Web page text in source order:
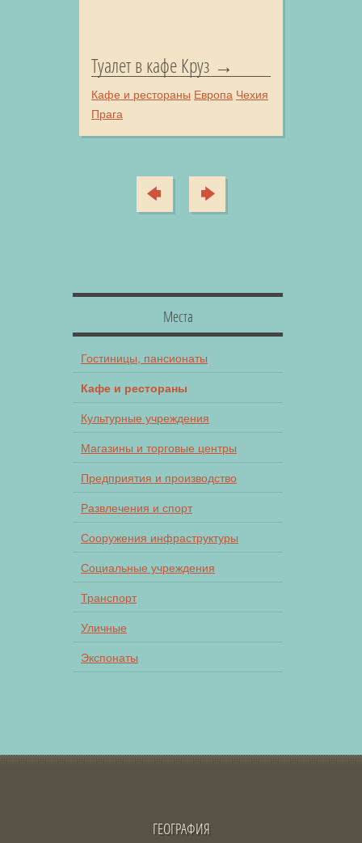
Туалет в кафе Круз
Кафе и рестораны Европа Чехия
Прага
Места
Гостиницы, пансионаты
Кафе и рестораны
Культурные учреждения
Магазины и торговые центры
Предприятия и производство
Развлечения и спорт
Сооружения инфраструктуры
Социальные учреждения
Транспорт
Уличные
Экспонаты
ГЕОГРАФИЯ